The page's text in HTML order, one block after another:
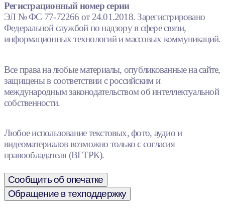
Регистрационный номер серии
ЭЛ № ФС 77-72266 от 24.01.2018. Зарегистрировано
Федеральной службой по надзору в сфере связи,
информационных технологий и массовых коммуникаций.
Все права на любые материалы, опубликованные на сайте,
защищены в соответствии с российским и
международным законодательством об интеллектуальной
собственности.
Любое использование текстовых, фото, аудио и
видеоматериалов возможно только с согласия
правообладателя (ВГТРК).
Сообщить об опечатке
Обращение в техподдержку